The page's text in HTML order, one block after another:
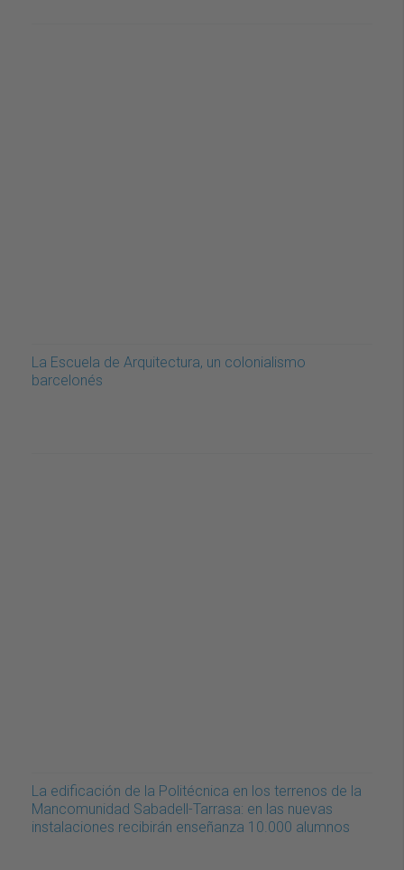
La Escuela de Arquitectura, un colonialismo
barcelonés
La edificación de la Politécnica en los terrenos de la
Mancomunidad Sabadell-Tarrasa: en las nuevas
instalaciones recibirán enseñanza 10.000 alumnos